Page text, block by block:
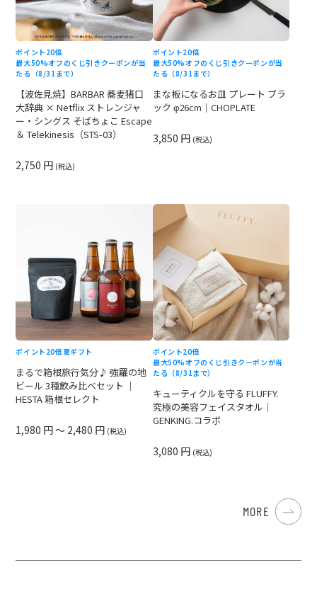
ポイント20倍
最大50%オフのくじ引きクーポンが当
たる（8/31まで）
【波佐見焼】BARBAR 蕎麦猪口
大辞典 × Netflix ストレンジャ
ー・シングス そばちょこ Escape
＆ Telekinesis（STS-03）
2,750 円 (税込)
ポイント20倍
最大50%オフのくじ引きクーポンが当
たる（8/31まで）
まな板になるお皿 プレート ブラ
ック φ26cm｜CHOPLATE
3,850 円 (税込)
ポイント20倍 夏ギフト
まるで箱根旅行気分♪ 強羅の地
ビール 3種飲み比べセット ｜
HESTA 箱根セレクト
1,980 円 ～ 2,480 円 (税込)
ポイント20倍
最大50%オフのくじ引きクーポンが当
たる（8/31まで）
キューティクルを守る FLUFFY.
究極の美容フェイスタオル｜
GENKING.コラボ
3,080 円 (税込)
MORE